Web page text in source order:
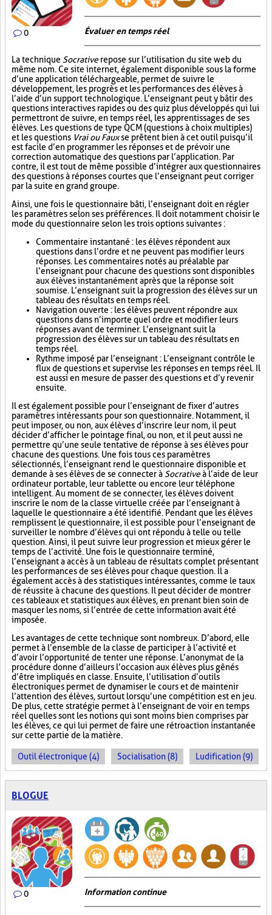
0 Évaluer en temps réel
La technique Socrativerepose sur l’utilisation du site web du
même nom. Ce site internet, également disponible sous la forme
d’une application téléchargeable, permet de suivre le
développement, les progrès et les performances des élèves à
l’aide d’un support technologique. L’enseignant peut y bâtir des
questions interactives rapides ou des quiz plus développés qui lui
permettront de suivre, en temps réel, les apprentissages de ses
élèves. Les questions de type QCM (questions à choix multiples)
et les questions Vrai ou Fauxse prêtent bien à cet outil puisqu’il
est facile d’en programmer les réponses et de prévoir une
correction automatique des questions par l’application. Par
contre, il est tout de même possible d’intégrer aux questionnaires
des questions à réponses courtes que l’enseignant peut corriger
par la suite en grand groupe.
Ainsi, une fois le questionnaire bâti, l’enseignant doit en régler
les paramètres selon ses préférences. Il doit notamment choisir le
mode du questionnaire selon les trois options suivantes :
Commentaire instantané : les élèves répondent aux
questions dans l’ordre et ne peuvent pas modifier leurs
réponses. Les commentaires notés au préalable par
l’enseignant pour chacune des questions sont disponibles
aux élèves instantanément après que la réponse soit
soumise. L’enseignant suit la progression des élèves sur un
tableau des résultats en temps réel.
Navigation ouverte : les élèves peuvent répondre aux
questions dans n’importe quel ordre et modifier leurs
réponses avant de terminer. L’enseignant suit la
progression des élèves sur un tableau des résultats en
temps réel.
Rythme imposé par l’enseignant : L’enseignant contrôle le
flux de questions et supervise les réponses en temps réel. Il
est aussi en mesure de passer des questions et d’y revenir
ensuite.
Il est également possible pour l’enseignant de fixer d’autres
paramètres intéressants pour son questionnaire. Notamment, il
peut imposer, ou non, aux élèves d’inscrire leur nom, il peut
décider d’afficher le pointage final, ou non, et il peut aussi ne
permettre qu’une seule tentative de réponse à ses élèves pour
chacune des questions. Une fois tous ces paramètres
sélectionnés, l’enseignant rend le questionnaire disponible et
demande à ses élèves de se connecter à Socrativeà l’aide de leur
ordinateur portable, leur tablette ou encore leur téléphone
intelligent. Au moment de se connecter, les élèves doivent
inscrire le nom de la classe virtuelle créée par l’enseignant à
laquelle le questionnaire a été identifié. Pendant que les élèves
remplissent le questionnaire, il est possible pour l’enseignant de
surveiller le nombre d’élèves qui ont répondu à telle ou telle
question. Ainsi, il peut suivre leur progression et mieux gérer le
temps de l’activité. Une fois le questionnaire terminé,
l’enseignant a accès à un tableau de résultats complet présentant
les performances de ses élèves pour chaque question. Il a
également accès à des statistiques intéressantes, comme le taux
de réussite à chacune des questions. Il peut décider de montrer
ces tableaux et statistiques aux élèves, en prenant bien soin de
masquer les noms, si l’entrée de cette information avait été
imposée.
Les avantages de cette technique sont nombreux. D’abord, elle
permet à l’ensemble de la classe de participer à l’activité et
d’avoir l’opportunité de tenter une réponse. L’anonymat de la
procédure donne d’ailleurs l’occasion aux élèves plus gênés
d’être impliqués en classe. Ensuite, l’utilisation d’outils
électroniques permet de dynamiser le cours et de maintenir
l’attention des élèves, surtout lorsqu’une compétition est en jeu.
De plus, cette stratégie permet à l’enseignant de voir en temps
réel quelles sont les notions qui sont moins bien comprises par
les élèves, ce qui lui permet de faire une rétroaction instantanée
sur cette partie de la matière.
Outil électronique (4) Socialisation (8) Ludification (9)
BLOGUE
0 Information continue